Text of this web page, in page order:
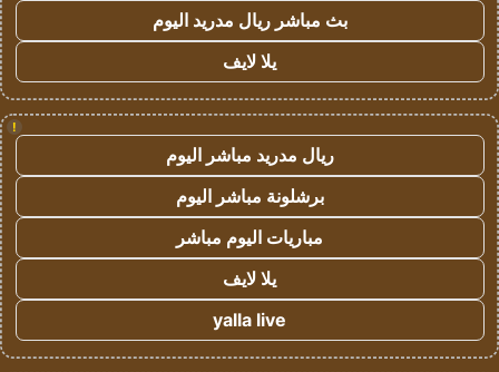
بث مباشر ريال مدريد اليوم
يلا لايف
!
ريال مدريد مباشر اليوم
برشلونة مباشر اليوم
مباريات اليوم مباشر
يلا لايف
yalla live